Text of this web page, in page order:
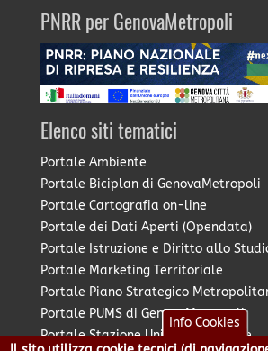
PNRR per GenovaMetropoli
Elenco siti tematici
Portale Ambiente
Portale Biciplan di GenovaMetropoli
Portale Cartografia on-line
Portale dei Dati Aperti (Opendata)
Portale Istruzione e Diritto allo
Portale Marketing Territoriale
Portale Piano Strategico
Portale PUMS di GenovaMetropoli
Portale Stazione Unica Appaltante
Info Cookies